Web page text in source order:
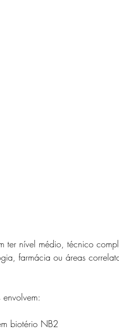
ter nível médio, técnico
farmácia ou áreas
biotério NB2